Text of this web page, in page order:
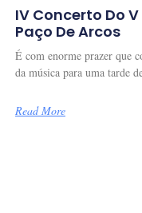
IV Concerto Do
Paço De Arcos
É com enorme prazer que
da música para uma tarde
Read More